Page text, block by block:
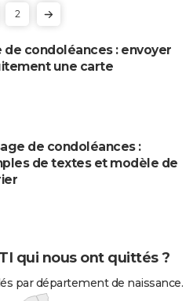
2
de condoléances : envoyer
une carte
de condoléances :
de textes et modèle de
qui nous ont quittés ?
par département de naissance.